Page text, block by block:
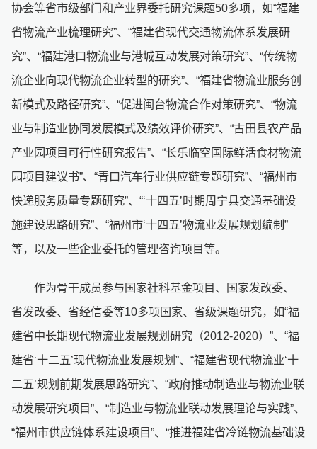
协会等省市级部门和产业界委托研究课题50多项，如“福建
省物流产业梳理研究”、“福建省现代交通物流体系发展研
究”、“福建港口物流业与港城互动发展对策研究”、“传统物
流企业向现代物流企业转型的研究”、“福建省物流业服务创
新模式及路径研究”、“促进闽台物流合作对策研究”、“物流
业与制造业协同发展模式及绩效评价研究”、“古田县农产品
产业园项目可行性研究报告”、“长乐临空国际鲜活食材物流
园项目建议书”、“青口汽车行业供应链专题研究”、“福州市
快递服务质量专题研究”、“‘十四五’时期周宁县交通基础设
施建设思路研究”、“福州市‘十四五’物流业发展规划编制”
等，以及一些企业委托的管理咨询项目等。
作为骨干成员参与国家社科基金项目、国家发改委、
省发改委、省经信委等10多项国家、省级课题研究，如“福
建省中长期现代物流业发展规划研究（2012-2020）”、“福
建省‘十二五’现代物流业发展规划”、“福建省现代物流业‘十
二五’规划前期发展思路研究”、“政府推动制造业与物流业联
动发展研究项目”、“制造业与物流业联动发展理论与实践”、
“福州市供应链体系建设项目”、“推进福建省冷链物流基础设